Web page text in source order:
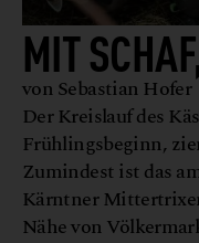
MIT
von Sebastian Hofer
Der Kreislauf des
Frühlingsbeginn,
Zumindest ist das
Kärntner
Nähe von